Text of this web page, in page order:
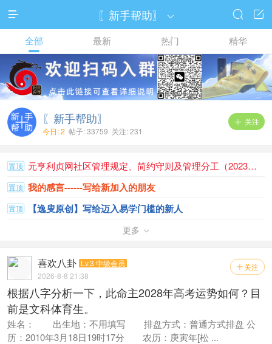
 〖新手帮助〗  

全部 最新 热门 精华
 关注
〖新手帮助〗
今日: 2 帖子: 33759 关注: 231
置顶 元亨利贞网社区管理规定、简约守则及管理分工（2023版）
置顶 我的感言------写给新加入的朋友
置顶 【逸叟原创】写给迈入易学门槛的新人
社区简介、论坛帮助及主要规则
更多 
 关注
喜欢八卦 Lv.3 中级会员
2026-8-8 21:38
根据八字分析一下，此命主2028年高考运势如何？目
前是文科体育生。
姓名： 出生地：不用填写 排盘方式：普通方式排盘 公
历：2010年3月18日19时17分 农历：庚寅年[松 ...